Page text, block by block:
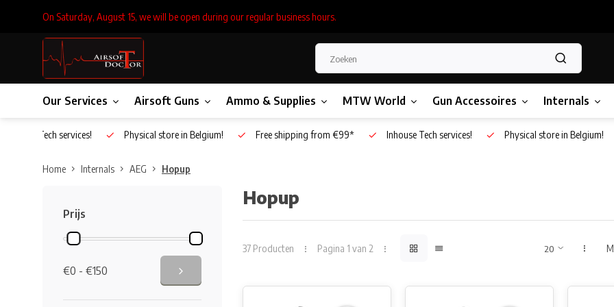
On Saturday, August 15, we will be open during our regular business hours.
Our Services Airsoft Guns Ammo & Supplies MTW World Gun Accessoires Internals
Inhouse Tech services! Physical store in Belgium! Free shipping from €99* Inhouse Tech services! Physical store in Belgium!
Home Internals AEG Hopup
Prijs
€0 - €150
Hopup
37 Producten Pagina 1 van 2